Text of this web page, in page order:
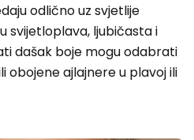
odlično uz svjetlije
svijetloplava, ljubičasta i
dašak boje mogu odabrati
obojene ajlajnere u plavoj ili